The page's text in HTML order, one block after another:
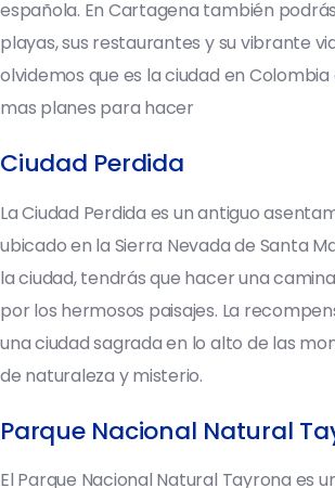
española. En Cartagena también
playas, sus restaurantes y su vibrante
olvidemos que es la ciudad en
mas planes para hacer
Ciudad Perdida
La Ciudad Perdida es un antiguo
ubicado en la Sierra Nevada de Santa
la ciudad, tendrás que hacer una
por los hermosos paisajes. La
una ciudad sagrada en lo alto de las
de naturaleza y misterio.
Parque Nacional Natural
El Parque Nacional Natural Tayrona es